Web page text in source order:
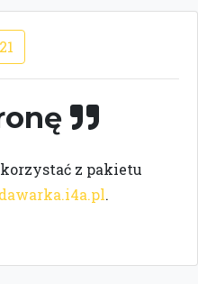
korzystać z pakietu
.